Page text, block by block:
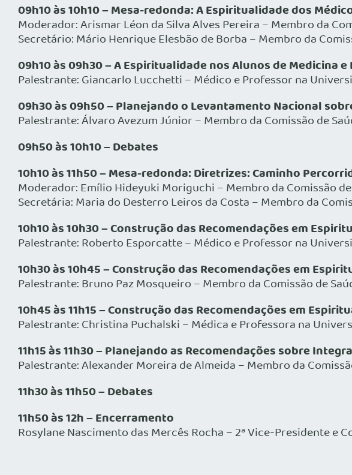
09h10 às 10h10 – Mesa-redonda: A Espiritualidade dos
Moderador: Arismar Léon da Silva Alves Pereira – Membro da
Secretário: Mário Henrique Elesbão de Borba – Membro da
09h10 às 09h30 – A Espiritualidade nos Alunos de Medicina
Palestrante: Giancarlo Lucchetti – Médico e Professor na
09h30 às 09h50 – Planejando o Levantamento Nacional
Palestrante: Álvaro Avezum Júnior – Membro da Comissão de
09h50 às 10h10 – Debates
10h10 às 11h50 – Mesa-redonda: Diretrizes: Caminho
Moderador: Emílio Hideyuki Moriguchi – Membro da Comissão
Secretária: Maria do Desterro Leiros da Costa – Membro da
10h10 às 10h30 – Construção das Recomendações em
Palestrante: Roberto Esporcatte – Médico e Professor na
10h30 às 10h45 – Construção das Recomendações em
Palestrante: Bruno Paz Mosqueiro – Membro da Comissão de
10h45 às 11h15 – Construção das Recomendações em
Palestrante: Christina Puchalski – Médica e Professora na
11h15 às 11h30 – Planejando as Recomendações sobre
Palestrante: Alexander Moreira de Almeida – Membro da
11h30 às 11h50 – Debates
11h50 às 12h – Encerramento
Rosylane Nascimento das Mercês Rocha – 2ª Vice-Presidente e